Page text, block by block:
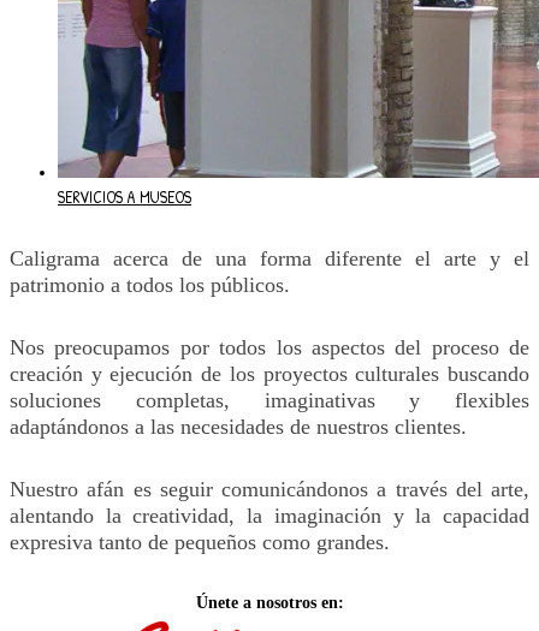
SERVICIOS A MUSEOS
Caligrama acerca de una forma diferente el arte y el
patrimonio a todos los públicos.
Nos preocupamos por todos los aspectos del proceso de
creación y ejecución de los proyectos culturales buscando
soluciones completas, imaginativas y flexibles
adaptándonos a las necesidades de nuestros clientes.
Nuestro afán es seguir comunicándonos a través del arte,
alentando la creatividad, la imaginación y la capacidad
expresiva tanto de pequeños como grandes.
Únete a nosotros en: